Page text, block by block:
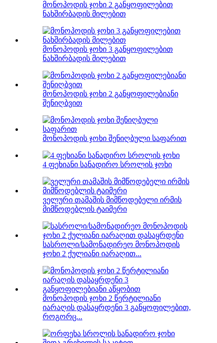
მონოპოდის ჯოხი 2 განყოფილებით
ნახშირბადის მილებით
მონოპოდის ჯოხი 3 განყოფილებით
ნახშირბადის მილებით
მონოპოდის ჯოხი 2 განყოფილებიანი
შენიღბვით
მონოპოდის ჯოხი შენიღბული საფარით
4 ფეხიანი სანადირო სროლის ჯოხი
ველური თამაშის მიმწოდებელი ირმის
მიმწოდებლის ტაიმერი
სასროლი/სამონადირეო მონოპოდის
ჯოხი 2 ქულიანი იარაღით...
მონოპოდის ჯოხი 2 წერტილიანი
იარაღის დასაყრდენი 3 განყოფილებით,
როგორც...